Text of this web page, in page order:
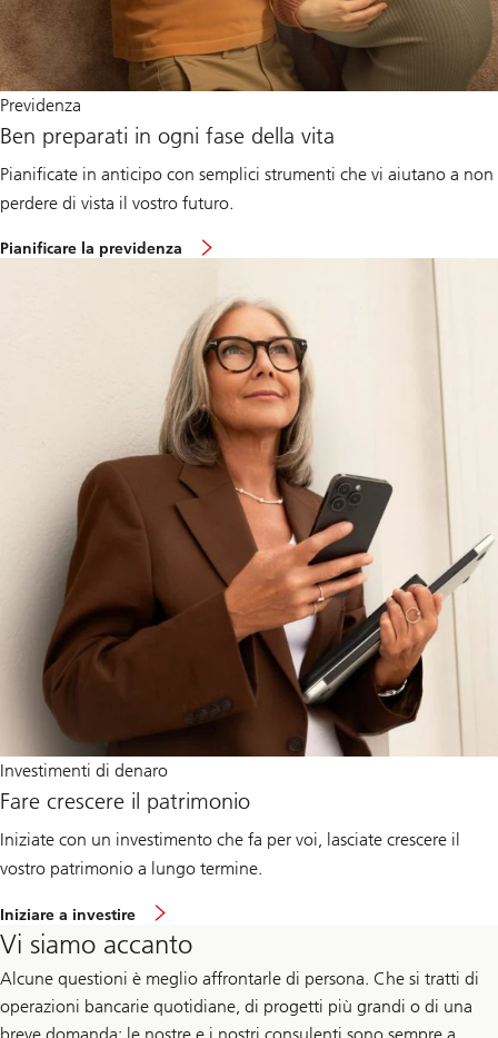
Previdenza
Ben preparati in ogni fase della vita
Pianificate in anticipo con semplici strumenti che vi aiutano a non
perdere di vista il vostro futuro.
Pianificare la previdenza
Investimenti di denaro
Fare crescere il patrimonio
Iniziate con un investimento che fa per voi, lasciate crescere il
vostro patrimonio a lungo termine.
Iniziare a investire
Vi siamo accanto
Alcune questioni è meglio affrontarle di persona. Che si tratti di
operazioni bancarie quotidiane, di progetti più grandi o di una